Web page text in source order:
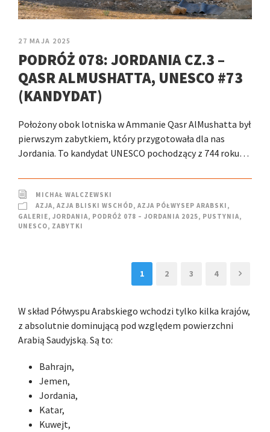
27 MAJA 2025
PODRÓŻ 078: JORDANIA CZ.3 –
QASR ALMUSHATTA, UNESCO #73
(KANDYDAT)
Położony obok lotniska w Ammanie Qasr AlMushatta był
pierwszym zabytkiem, który przygotowała dla nas
Jordania. To kandydat UNESCO pochodzący z 744 roku…
MICHAŁ WALCZEWSKI
AZJA, AZJA BLISKI WSCHÓD, AZJA PÓŁWYSEP ARABSKI ,
GALERIE, JORDANIA, PODRÓŻ 078 – JORDANIA 2025, PUSTYNIA,
UNESCO, ZABYTKI
1 2 3 4
W skład Półwyspu Arabskiego wchodzi tylko kilka krajów,
z absolutnie dominującą pod względem powierzchni
Arabią Saudyjską. Są to:
Bahrajn,
Jemen,
Jordania,
Katar,
Kuwejt,